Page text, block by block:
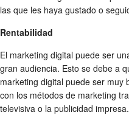
las que les haya gustado o
Rentabilidad
El marketing digital puede ser
gran audiencia. Esto se debe a
marketing digital puede ser muy
con los métodos de marketing
televisiva o la publicidad impresa.